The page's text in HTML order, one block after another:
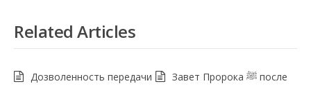
Related Articles
Дозволенность передачи
Завет Пророка ﷺ после